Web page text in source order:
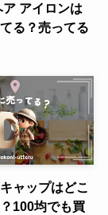
ア アイロンは
る？売ってる
ャップはどこ
100均でも買